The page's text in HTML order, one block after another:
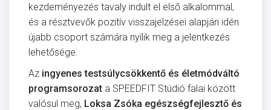
kezdeményezés tavaly indult el első alkalommal,
és a résztvevők pozitív visszajelzései alapján idén
újabb csoport számára nyílik meg a jelentkezés
lehetősége.
Az ingyenes testsúlycsökkentő és életmódváltó
programsorozat a SPEEDFIT Stúdió falai között
valósul meg, Loksa Zsóka egészségfejlesztő és